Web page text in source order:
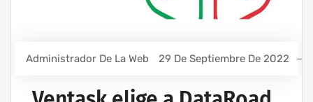
Administrador De La Web 29 De Septiembre De 2022